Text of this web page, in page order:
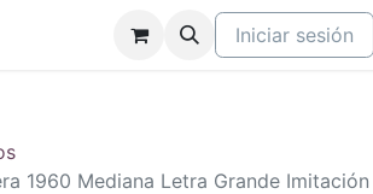
Iniciar sesión
1960 Mediana Letra Grande Imitación